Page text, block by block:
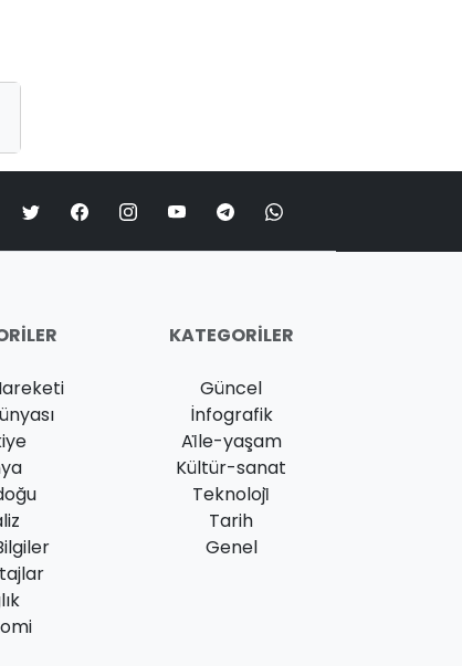
KATEGORILER
Güncel
İnfografik
Ai̇le-yaşam
Kültür-sanat
Teknoloji̇
Tarih
Genel